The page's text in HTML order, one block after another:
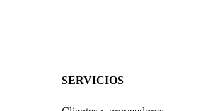
SERVICIOS